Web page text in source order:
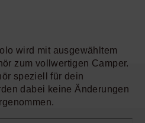
wird mit ausgewähltem
zum vollwertigen Camper.
speziell für dein
dabei keine Änderungen